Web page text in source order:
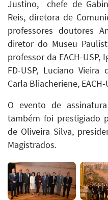
Justino, chefe de
Reis, diretora de
professores doutores
diretor do Museu
professor da EACH-USP,
FD-USP, Luciano Vieira
Carla Bliacheriene, EACH-
O evento de
também foi prestigiado
de Oliveira Silva,
Magistrados.